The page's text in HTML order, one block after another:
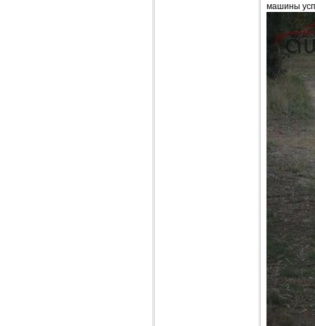
машины